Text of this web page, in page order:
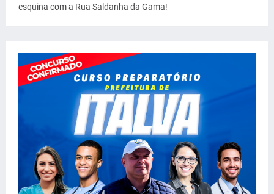
esquina com a Rua Saldanha da Gama!